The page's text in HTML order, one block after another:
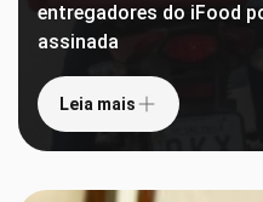
entregadores do iFood
assinada
Leia mais